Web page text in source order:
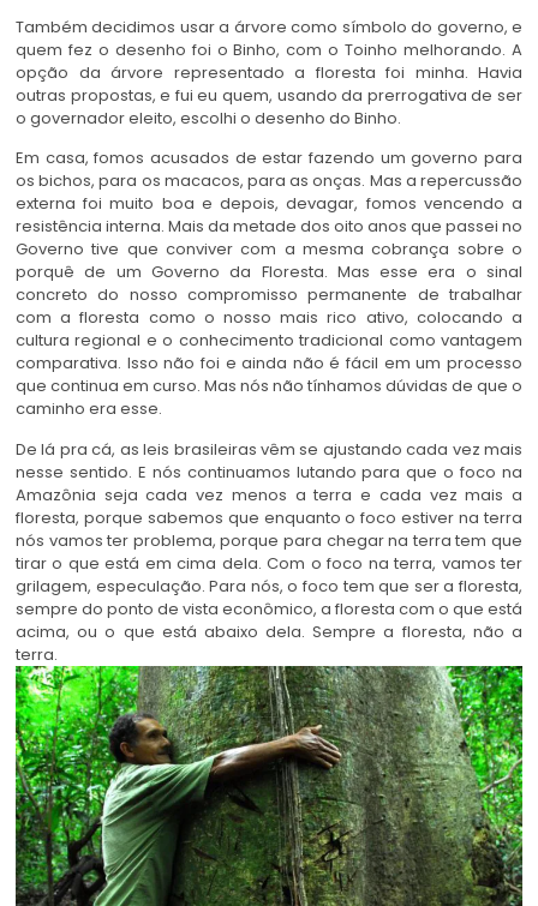
Também decidimos usar a árvore como símbolo do governo, e
quem fez o desenho foi o Binho, com o Toinho melhorando. A
opção da árvore representado a floresta foi minha. Havia
outras propostas, e fui eu quem, usando da prerrogativa de ser
o governador eleito, escolhi o desenho do Binho.
Em casa, fomos acusados de estar fazendo um governo para
os bichos, para os macacos, para as onças. Mas a repercussão
externa foi muito boa e depois, devagar, fomos vencendo a
resistência interna. Mais da metade dos oito anos que passei no
Governo tive que conviver com a mesma cobrança sobre o
porquê de um Governo da Floresta. Mas esse era o sinal
concreto do nosso compromisso permanente de trabalhar
com a floresta como o nosso mais rico ativo, colocando a
cultura regional e o conhecimento tradicional como vantagem
comparativa. Isso não foi e ainda não é fácil em um processo
que continua em curso. Mas nós não tínhamos dúvidas de que o
caminho era esse.
De lá pra cá, as leis brasileiras vêm se ajustando cada vez mais
nesse sentido. E nós continuamos lutando para que o foco na
Amazônia seja cada vez menos a terra e cada vez mais a
floresta, porque sabemos que enquanto o foco estiver na terra
nós vamos ter problema, porque para chegar na terra tem que
tirar o que está em cima dela. Com o foco na terra, vamos ter
grilagem, especulação. Para nós, o foco tem que ser a floresta,
sempre do ponto de vista econômico, a floresta com o que está
acima, ou o que está abaixo dela. Sempre a floresta, não a
terra.